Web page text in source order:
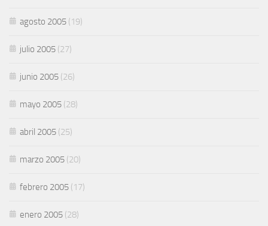
agosto 2005 (19)
julio 2005 (27)
junio 2005 (26)
mayo 2005 (28)
abril 2005 (25)
marzo 2005 (20)
febrero 2005 (17)
enero 2005 (28)